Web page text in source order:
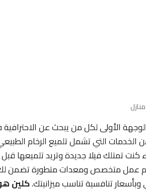
الأولى لكل من يبحث عن الاحترافية
التي تشمل تلميع الرخام
كنت تمتلك فيلا جديدة وتريد تلميعها
عمل متخصص ومعدات متطورة تضمن
تنافسية تناسب ميزانيتك.كلين